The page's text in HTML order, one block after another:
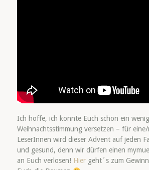
Ich hoffe, ich konnte Euch schon ein
Weihnachtsstimmung versetzen – für
LeserInnen wird dieser Advent auf jeden
und gesund, denn wir dürfen einen
an Euch verlosen! Hiergeht´s zum